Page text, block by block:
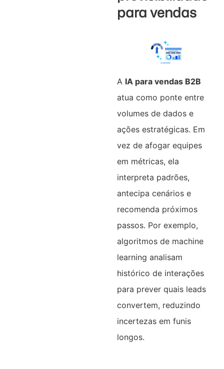
para vendas
A IA para vendas B2B
atua como ponte entre
volumes de dados e
ações estratégicas. Em
vez de afogar equipes
em métricas, ela
interpreta padrões,
antecipa cenários e
recomenda próximos
passos. Por exemplo,
algoritmos de machine
learning analisam
histórico de interações
para prever quais leads
convertem, reduzindo
incertezas em funis
longos.